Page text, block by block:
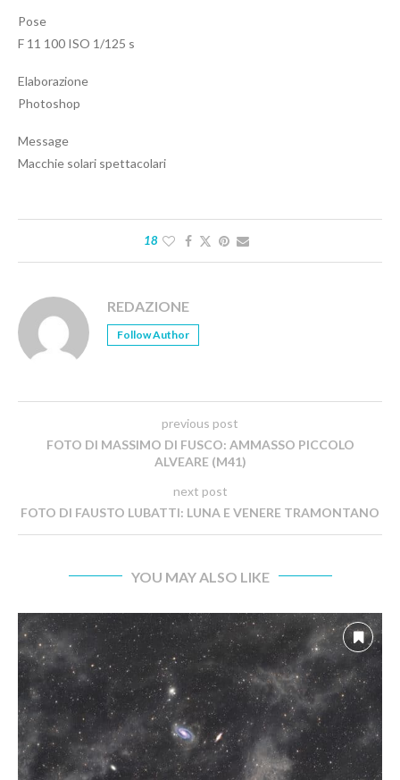
Pose
F 11 100 ISO 1/125 s
Elaborazione
Photoshop
Message
Macchie solari spettacolari
18
REDAZIONE
Follow Author
previous post
FOTO DI MASSIMO DI FUSCO: AMMASSO PICCOLO
ALVEARE (M41)
next post
FOTO DI FAUSTO LUBATTI: LUNA E VENERE TRAMONTANO
YOU MAY ALSO LIKE